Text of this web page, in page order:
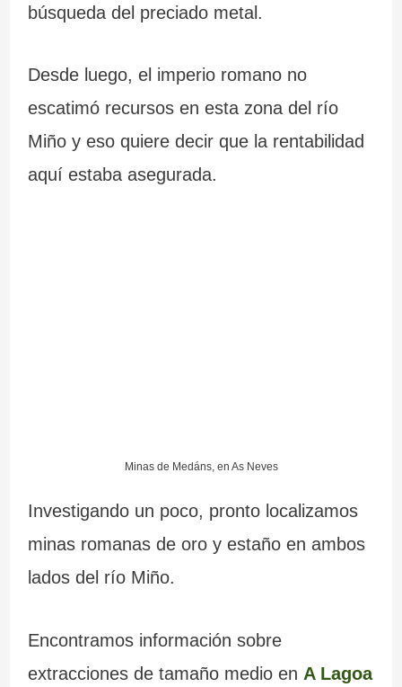
búsqueda del preciado metal.
Desde luego, el imperio romano no
escatimó recursos en esta zona del río
Miño y eso quiere decir que la rentabilidad
aquí estaba asegurada.
Minas de Medáns, en As Neves
Investigando un poco, pronto localizamos
minas romanas de oro y estaño en ambos
lados del río Miño.
Encontramos información sobre
extracciones de tamaño medio en A Lagoa